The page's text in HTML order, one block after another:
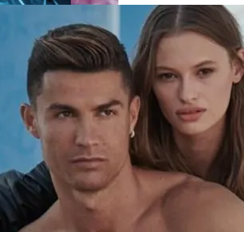
Запуск Моделей ИИ
Событиях Выходных